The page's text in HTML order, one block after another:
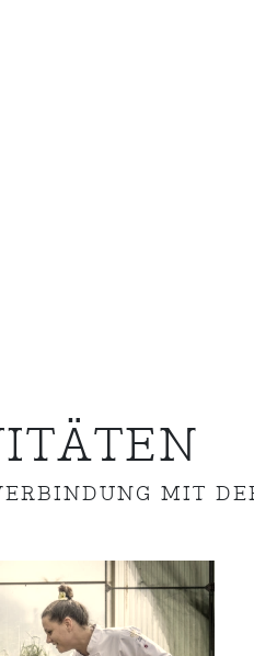
MIT